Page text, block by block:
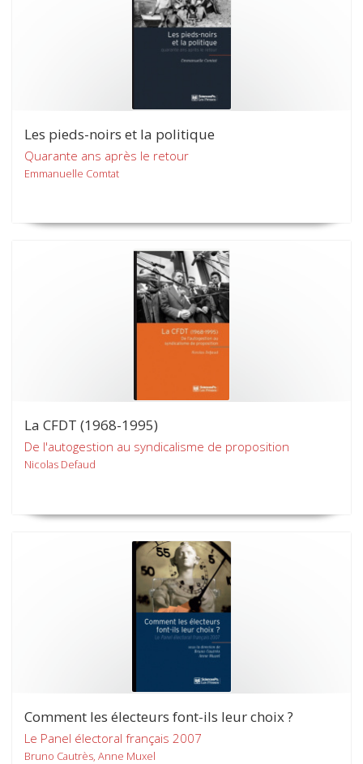
Les pieds-noirs et la politique
Quarante ans après le retour
Emmanuelle Comtat
La CFDT (1968-1995)
De l'autogestion au syndicalisme de proposition
Nicolas Defaud
Comment les électeurs font-ils leur choix ?
Le Panel électoral français 2007
Bruno Cautrès, Anne Muxel